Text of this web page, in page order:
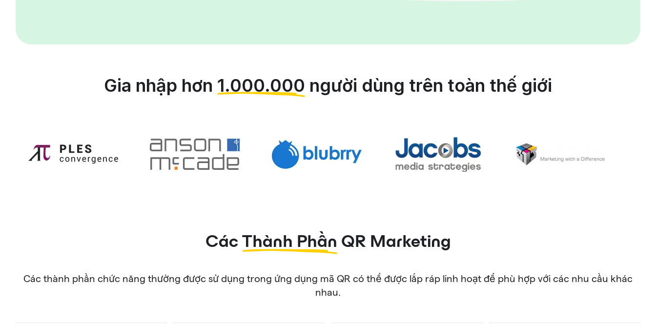
Gia nhập hơn 1.000.000 người dùng trên toàn thế giới
Các Thành Phần QR Marketing
Các thành phần chức năng thường được sử dụng trong ứng dụng mã QR có thể được lắp ráp linh hoạt để phù hợp với các nhu cầu khác
nhau.